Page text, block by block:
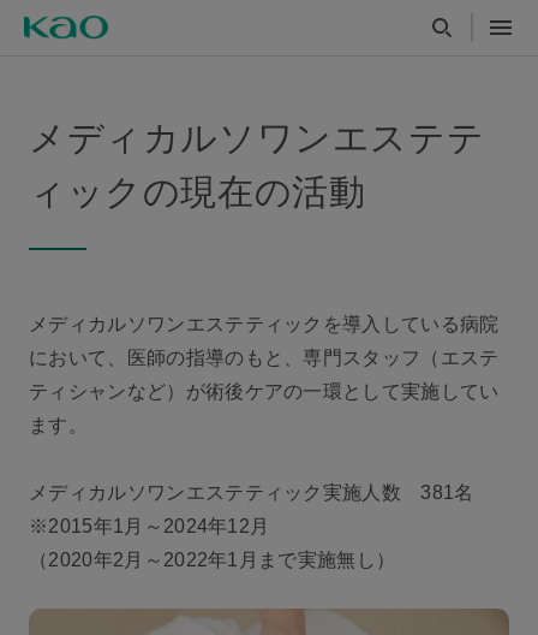
メディカルソワンエステテ
ィックの現在の活動
メディカルソワンエステティックを導入している病院
において、医師の指導のもと、専門スタッフ（エステ
ティシャンなど）が術後ケアの一環として実施してい
ます。
メディカルソワンエステティック実施人数 381名
※2015年1月～2024年12月
（2020年2月～2022年1月まで実施無し）